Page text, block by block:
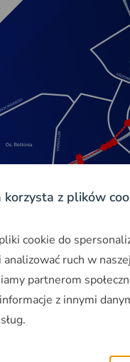
KDP,
planowane jest
Sieradza, z
korzysta z plików
cookie do
analizować ruch w
partnerom
z innymi